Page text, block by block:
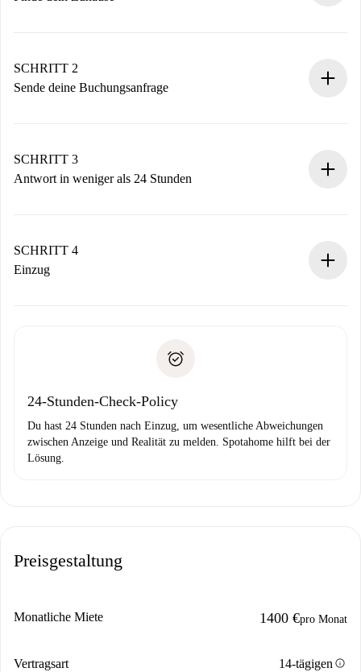
Du erhältst alle notwendigen Informationen im Voraus.
SCHRITT 2
Sende deine Buchungsanfrage
Denk daran, dass wir dich erst belasten, wenn der
Vermieter zustimmt.
SCHRITT 3
Antwort in weniger als 24 Stunden
stellen den Kontakt her.
Wenn der Vermieter ablehnen muss, entstehen keine
SCHRITT 4
Einzug
24-Stunden-Check-Policy
Du hast 24 Stunden nach Einzug, um wesentliche Abweichungen
zwischen Anzeige und Realität zu melden. Spotahome hilft bei der
Lösung.
Preisgestaltung
Monatliche Miete 1400 €pro Monat
Vertragsart 14-tägigeninfo